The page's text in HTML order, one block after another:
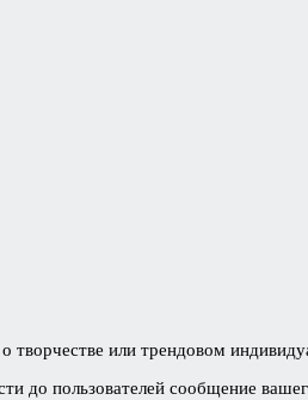
творчестве или трендовом
до пользователей сообщение